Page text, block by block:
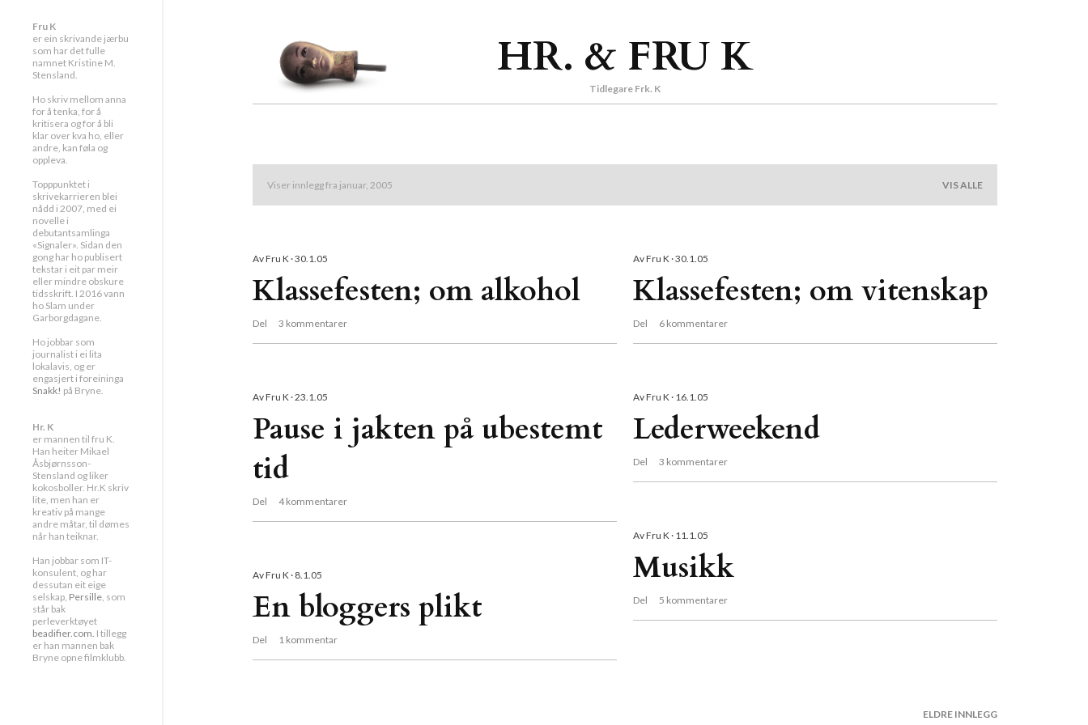
HR. & FRU K
Tidlegare Frk. K
I
n
l
e
g
Viser innlegg fra januar, 2005 VIS ALLE
AvFru K 30.1.05
Klassefesten; om alkohol
Del 3 kommentarer
AvFru K 30.1.05
Klassefesten; om vitenskap
Del 6 kommentarer
AvFru K 23.1.05
Pause i jakten på ubestemt
tid
Del 4 kommentarer
AvFru K 16.1.05
Lederweekend
Del 3 kommentarer
AvFru K 11.1.05
Musikk
Del 5 kommentarer
AvFru K 8.1.05
En bloggers plikt
Del 1 kommentar
ELDRE INNLEGG
Fru K
er ein skrivande jærbu
som har det fulle
namnet Kristine M.
Stensland.
Ho skriv mellom anna
for å tenka, for å
kritisera og for å bli
klar over kva ho, eller
andre, kan føla og
oppleva.
Topppunktet i
skrivekarrieren blei
nådd i 2007, med ei
novelle i
debutantsamlinga
«Signaler». Sidan den
gong har ho publisert
tekstar i eit par meir
eller mindre obskure
tidsskrift. I 2016 vann
ho Slam under
Garborgdagane.
Ho jobbar som
journalist i ei lita
lokalavis, og er
engasjert i foreininga
Snakk! på Bryne.
Hr. K
er mannen til fru K.
Han heiter Mikael
Åsbjørnsson-
Stensland og liker
kokosboller. Hr.K skriv
lite, men han er
kreativ på mange
andre måtar, til dømes
når han teiknar.
Han jobbar som IT-
konsulent, og har
dessutan eit eige
selskap, Persille, som
står bak
perleverktøyet
beadifier.com. I tillegg
er han mannen bak
Bryne opne filmklubb.